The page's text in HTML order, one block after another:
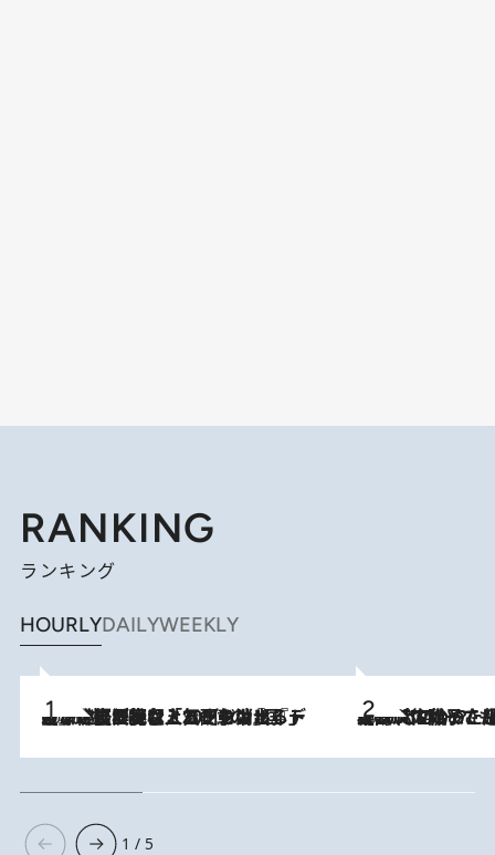
RANKING
ランキング
HOURLYDAILYWEEKLY
2026.8.5
【なぜ吉沢亮は「気配を消せる」のか？】興行収入208億の『国宝』を経て挑むミュージカル『ディア・エヴァン・ハンセン』。トップ俳優が舞台上でさらけ出した“孤独”とは 2026.8.5
【阿川佐和子さんの年とる力】なぜ70代で始めた趣味は“こんなに楽しい”のか？ ピアノ、俳句…スランプに陥っても続けられる“ある秘訣”とは
1 / 5